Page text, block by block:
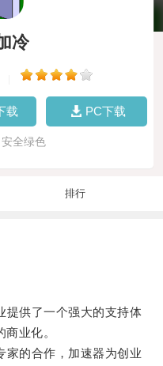
冷
载 PC下载
全绿色
排行
供了一个强大的支持体
业化。
的合作，加速器为创业